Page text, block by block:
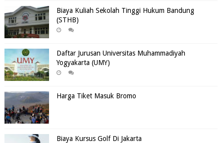
Biaya Kuliah Sekolah Tinggi Hukum Bandung
(STHB)
Daftar Jurusan Universitas Muhammadiyah
Yogyakarta (UMY)
Harga Tiket Masuk Bromo
Biaya Kursus Golf Di Jakarta